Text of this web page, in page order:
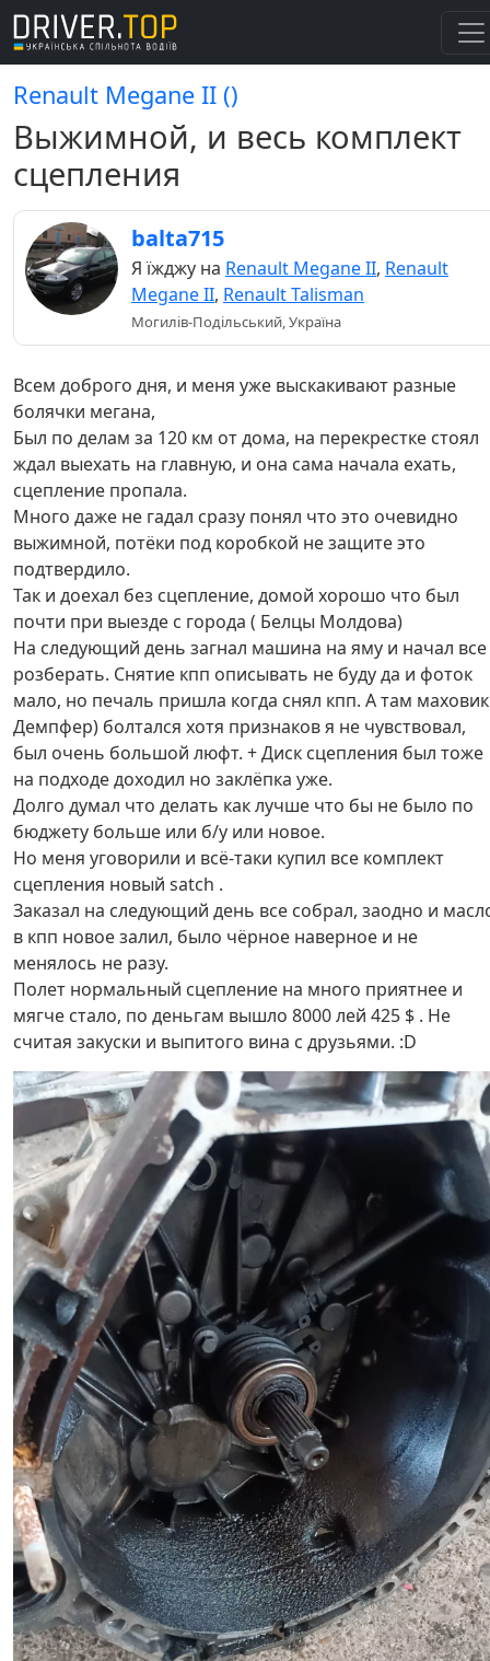
Renault Megane II ()
Выжимной, и весь комплект
сцепления
balta715
Я їжджу на Renault Megane II, Renault
Megane II, Renault Talisman
Могилів-Подільський, Україна
Всем доброго дня, и меня уже выскакивают разные
болячки мегана,
Был по делам за 120 км от дома, на перекрестке стоял
ждал выехать на главную, и она сама начала ехать,
сцепление пропала.
Много даже не гадал сразу понял что это очевидно
выжимной, потёки под коробкой не защите это
подтвердило.
Так и доехал без сцепление, домой хорошо что был
почти при выезде с города ( Белцы Молдова)
На следующий день загнал машина на яму и начал все
розберать. Снятие кпп описывать не буду да и фоток
мало, но печаль пришла когда снял кпп. А там
Демпфер) болтался хотя признаков я не чувствовал,
был очень большой люфт. + Диск сцепления был тоже
на подходе доходил но заклёпка уже.
Долго думал что делать как лучше что бы не было по
бюджету больше или б/у или новое.
Но меня уговорили и всё-таки купил все комплект
сцепления новый satch .
Заказал на следующий день все собрал, заодно и
в кпп новое залил, было чёрное наверное и не
менялось не разу.
Полет нормальный сцепление на много приятнее и
мягче стало, по деньгам вышло 8000 лей 425 $ . Не
считая закуски и выпитого вина с друзьями. :D